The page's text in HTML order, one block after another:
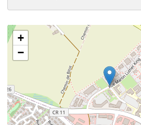
+
−